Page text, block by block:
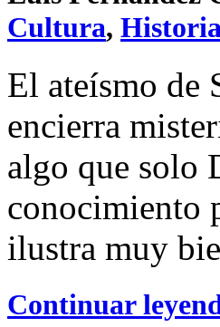
Cultura, Historia
El ateísmo de
encierra
algo que solo
conocimiento
ilustra muy
Continuar